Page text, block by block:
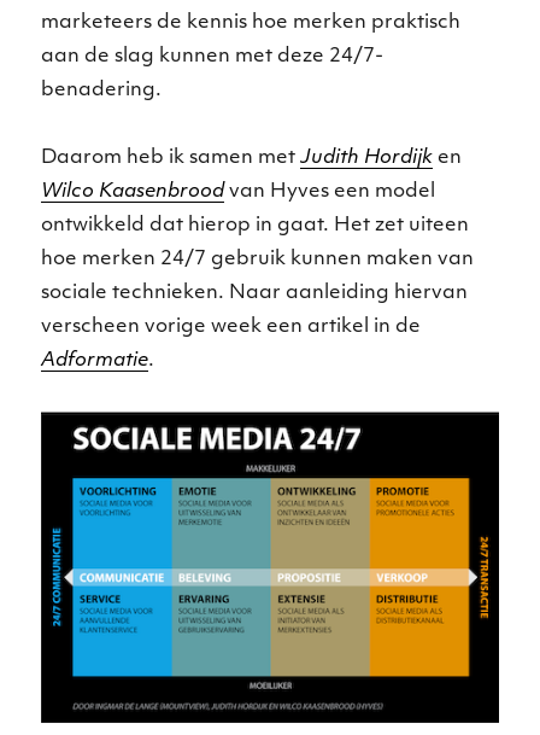
marketeers de kennis hoe merken praktisch
aan de slag kunnen met deze 24/7-
benadering.
Daarom heb ik samen metJudith Hordijk en
Wilco Kaasenbrood van Hyves een model
ontwikkeld dat hierop in gaat. Het zet uiteen
hoe merken 24/7 gebruik kunnen maken van
sociale technieken. Naar aanleiding hiervan
verscheen vorige week een artikel in de
Adformatie.